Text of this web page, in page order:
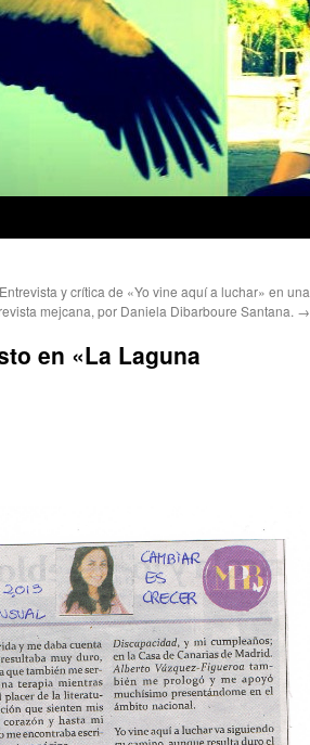
Entrevista y crítica de «Yo vine aquí a luchar» en una
revista mejcana, por Daniela Dibarboure Santana. →
en «La Laguna